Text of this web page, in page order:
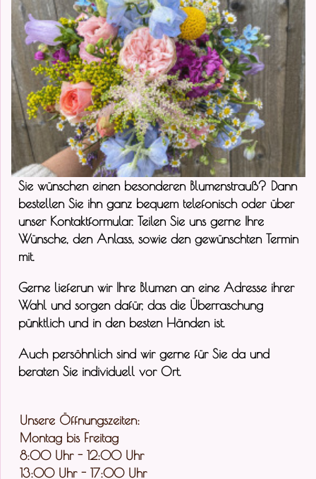
Sie wünschen einen besonderen Blumenstrauß? Dann
bestellen Sie ihn ganz bequem telefonisch oder über
unser Kontaktformular. Teilen Sie uns gerne Ihre
Wünsche, den Anlass, sowie den gewünschten Termin
mit.
Gerne lieferun wir Ihre Blumen an eine Adresse ihrer
Wahl und sorgen dafür, das die Überraschung
pünktlich und in den besten Händen ist.
Auch persöhnlich sind wir gerne für Sie da und
beraten Sie individuell vor Ort.
Unsere Öffnungszeiten:
Montag bis Freitag
8:00 Uhr - 12:00 Uhr
13:00 Uhr - 17:00 Uhr